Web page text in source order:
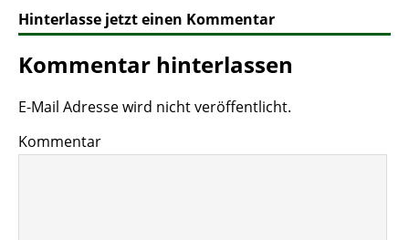
Hinterlasse jetzt einen Kommentar
Kommentar hinterlassen
E-Mail Adresse wird nicht veröffentlicht.
Kommentar